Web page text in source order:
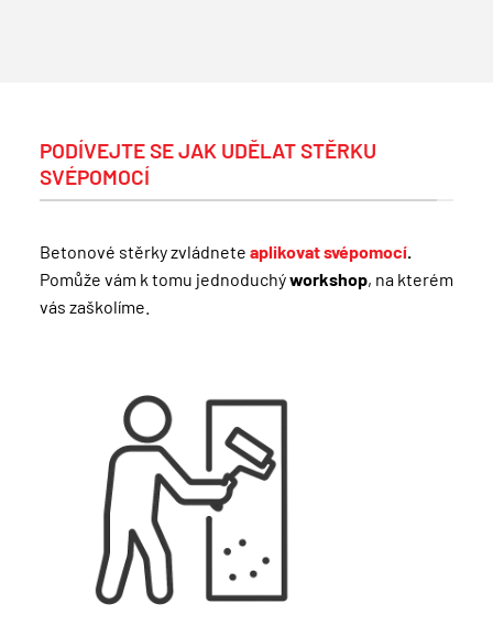
PODÍVEJTE SE JAK UDĚLAT STĚRKU
SVÉPOMOCÍ
Betonové stěrky zvládnete aplikovat svépomocí.
Pomůže vám k tomu jednoduchýworkshop, na kterém
vás zaškolíme.